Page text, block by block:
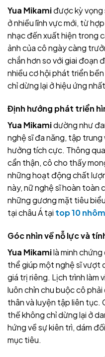
Yua Mikamiđược kỳ
ở nhiều lĩnh vực mới, từ
nhạc đến xuất hiện trong
ảnh của cô ngày càng
chắn hơn so với giai đoạn
nhiều cơ hội phát triển
chỉ dừng lại ở hiệu ứng
Định hướng phát triển
Yua Mikamidường như
nghệ sĩ đa năng, tập trung
hưởng tích cực. Thông
cẩn thận, cô cho thấy
những hoạt động chất
này, nữ nghệ sĩ hoàn
những gương mặt tiêu
tại châu Á tại top 10
Góc nhìn về nỗ lực và
Yua Mikamilà minh
thể giúp một nghệ sĩ vượt
giá trị riêng. Lịch trình làm
luôn chỉn chu buộc cô
thân và luyện tập liên tục.
thế không chỉ dừng lại ở
hứng về sự kiên trì, dám
mục tiêu.